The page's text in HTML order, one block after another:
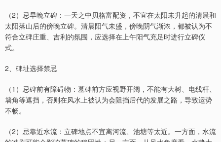
（2）忌早晚立碑：一天之中贝格富配资，不宜在太阳未升起的清晨和
太阳落山后的傍晚立碑。清晨阳气未盛，傍晚阴气渐浓，都被认为不
符合立碑庄重、吉利的氛围，应选择在上午阳气充足时进行立碑仪
式。
2、碑址选择禁忌
（1）忌碑前有障碍物：墓碑前方应视野开阔，不能有大树、电线杆、
墙角等遮挡，否则在风水上被认为会阻挡后代的发展之路，导致运势
不畅。
（2）忌靠近水流：立碑地点不宜离河流、池塘等太近。一方面，水流